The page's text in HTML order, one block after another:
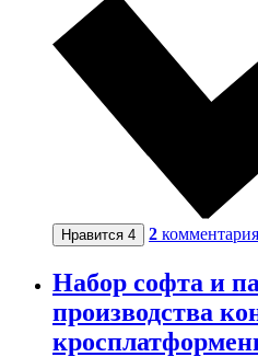
Нравится 4 2 комментария
Набор софта и
производства